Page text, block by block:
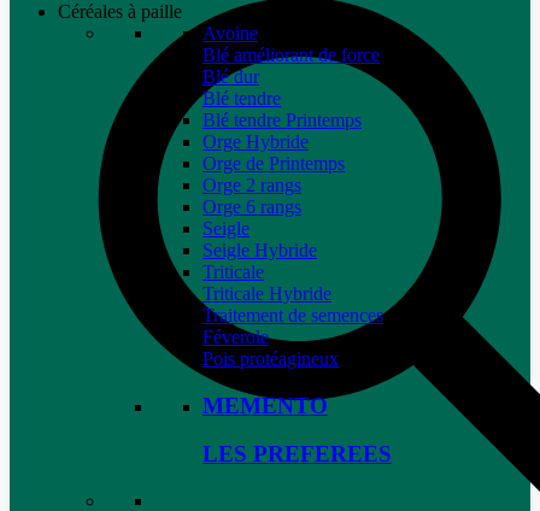
Céréales à paille
Avoine
Blé améliorant de force
Blé dur
Blé tendre
Blé tendre Printemps
Orge Hybride
Orge de Printemps
Orge 2 rangs
Orge 6 rangs
Seigle
Seigle Hybride
Triticale
Triticale Hybride
Traitement de semences
Féverole
Pois protéagineux
MEMENTO
LES PREFEREES